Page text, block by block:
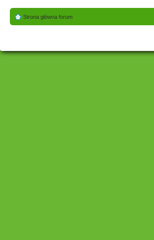
Strona główna forum